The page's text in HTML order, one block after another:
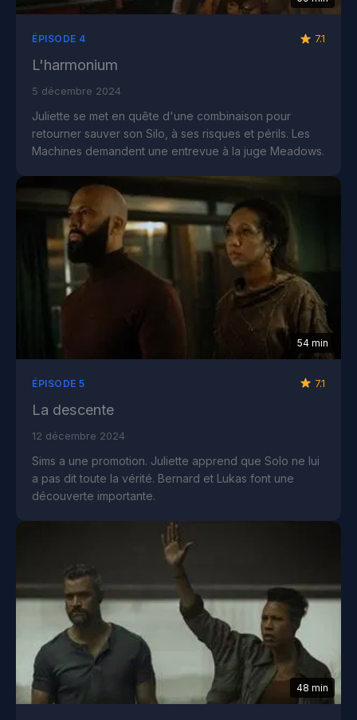
ÉPISODE 4 7.1
L'harmonium
5 décembre 2024
Juliette se met en quête d'une combinaison pour
retourner sauver son Silo, à ses risques et périls. Les
Machines demandent une entrevue à la juge Meadows.
54 min
ÉPISODE 5 7.1
La descente
12 décembre 2024
Sims a une promotion. Juliette apprend que Solo ne lui
a pas dit toute la vérité. Bernard et Lukas font une
découverte importante.
48 min